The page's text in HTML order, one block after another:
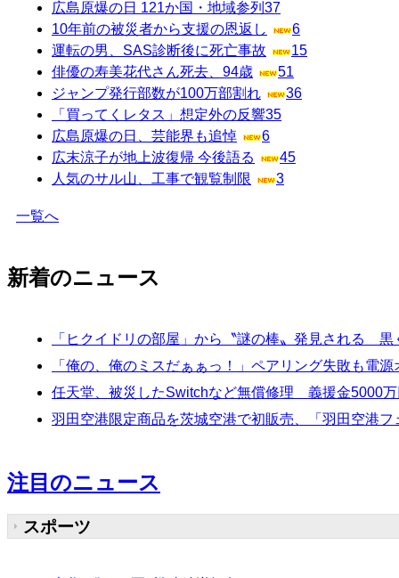
広島原爆の日 121か国・地域参列 37
10年前の被災者から支援の恩返し
6
運転の男、SAS診断後に死亡事故
15
俳優の寿美花代さん死去、94歳
51
ジャンプ発行部数が100万部割れ
36
「買ってくレタス」想定外の反響35
広島原爆の日、芸能界も追悼
6
広末涼子が地上波復帰 今後語る
45
人気のサル山、工事で観覧制限
3
一覧へ
新着のニュース
「ヒクイドリの部屋」から〝謎の棒〟発見される 黒
「俺の、俺のミスだぁぁっ！」ペアリング失敗も電
任天堂、被災したSwitchなど無償修理 義援金5000
羽田空港限定商品を茨城空港で初販売、「羽田空港フ
注目のニュース
スポーツ